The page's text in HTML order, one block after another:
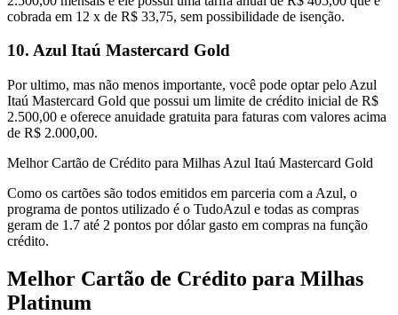
cobrada em 12 x de R$ 33,75, sem possibilidade de isenção.
10. Azul Itaú Mastercard Gold
Por ultimo, mas não menos importante, você pode optar pelo Azul
Itaú Mastercard Gold que possui um limite de crédito inicial de R$
2.500,00 e oferece anuidade gratuita para faturas com valores acima
de R$ 2.000,00.
Melhor Cartão de Crédito para Milhas Azul Itaú Mastercard Gold
Como os cartões são todos emitidos em parceria com a Azul, o
programa de pontos utilizado é o TudoAzul e todas as compras
geram de 1.7 até 2 pontos por dólar gasto em compras na função
crédito.
Melhor Cartão de Crédito para Milhas
Platinum